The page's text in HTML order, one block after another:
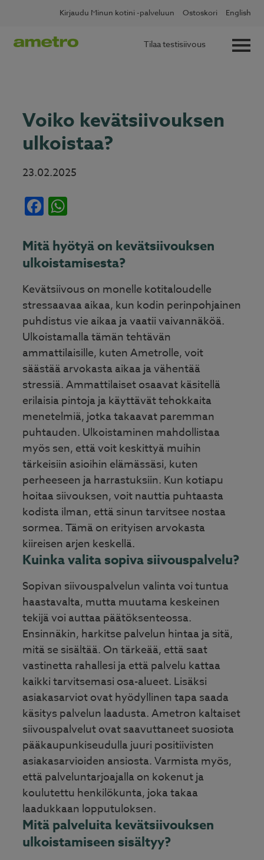
content
Kirjaudu Minun kotini -palveluun Ostoskori English
Tilaa testisiivous
Kotitalousvähennys nyt 60 % Lue lisää ✖
Voiko kevätsiivouksen
ulkoistaa?
23.02.2025
Facebook
Mitä hyötyä on kevätsiivouksen
ulkoistamisesta?
Kevätsiivous on monelle kotitaloudelle
stressaavaa aikaa, kun kodin perinpohjainen
puhdistus vie aikaa ja vaatii vaivannäköä.
Ulkoistamalla tämän tehtävän
ammattilaisille, kuten Ametrolle, voit
säästää arvokasta aikaa ja vähentää
stressiä. Ammattilaiset osaavat käsitellä
erilaisia pintoja ja käyttävät tehokkaita
menetelmiä, jotka takaavat paremman
puhtauden. Ulkoistaminen mahdollistaa
myös sen, että voit keskittyä muihin
tärkeisiin asioihin elämässäsi, kuten
perheeseen ja harrastuksiin. Kun kotiapu
hoitaa siivouksen, voit nauttia puhtaasta
kodista ilman, että sinun tarvitsee nostaa
sormea. Tämä on erityisen arvokasta
kiireisen arjen keskellä.
Kuinka valita sopiva siivouspalvelu?
Sopivan siivouspalvelun valinta voi tuntua
haastavalta, mutta muutama keskeinen
tekijä voi auttaa päätöksenteossa.
Ensinnäkin, harkitse palvelun hintaa ja sitä,
mitä se sisältää. On tärkeää, että saat
vastinetta rahallesi ja että palvelu kattaa
kaikki tarvitsemasi osa-alueet. Lisäksi
asiakasarviot ovat hyödyllinen tapa saada
käsitys palvelun laadusta. Ametron kaltaiset
siivouspalvelut ovat saavuttaneet suosiota
pääkaupunkiseudulla juuri positiivisten
asiakasarvioiden ansiosta. Varmista myös,
että palveluntarjoajalla on kokenut ja
koulutettu henkilökunta, joka takaa
laadukkaan lopputuloksen.
Mitä palveluita kevätsiivouksen
ulkoistamiseen sisältyy?